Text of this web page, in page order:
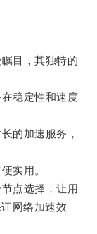
目，其独特的
稳定性和速度
的加速服务，
实用。
点选择，让用
网络加速效